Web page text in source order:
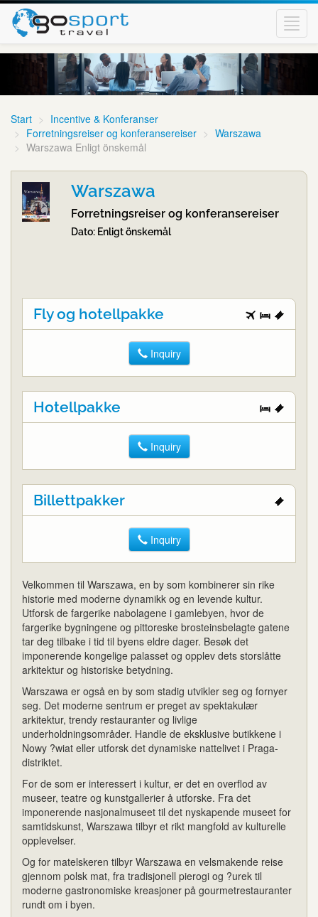
Start
Incentive & Konferanser
Forretningsreiser og konferansereiser
Warszawa
Warszawa Enligt önskemål
Warszawa
Forretningsreiser og konferansereiser
Dato: Enligt önskemål
Fly og hotellpakke
Inquiry
Hotellpakke
Inquiry
Billettpakker
Inquiry
Velkommen til Warszawa, en by som kombinerer sin rike
historie med moderne dynamikk og en levende kultur.
Utforsk de fargerike nabolagene i gamlebyen, hvor de
fargerike bygningene og pittoreske brosteinsbelagte gatene
tar deg tilbake i tid til byens eldre dager. Besøk det
imponerende kongelige palasset og opplev dets storslåtte
arkitektur og historiske betydning.
Warszawa er også en by som stadig utvikler seg og fornyer
seg. Det moderne sentrum er preget av spektakulær
arkitektur, trendy restauranter og livlige
underholdningsområder. Handle de eksklusive butikkene i
Nowy ?wiat eller utforsk det dynamiske nattelivet i Praga-
distriktet.
For de som er interessert i kultur, er det en overflod av
museer, teatre og kunstgallerier å utforske. Fra det
imponerende nasjonalmuseet til det nyskapende museet for
samtidskunst, Warszawa tilbyr et rikt mangfold av kulturelle
opplevelser.
Og for matelskeren tilbyr Warszawa en velsmakende reise
gjennom polsk mat, fra tradisjonell pierogi og ?urek til
moderne gastronomiske kreasjoner på gourmetrestauranter
rundt om i byen.